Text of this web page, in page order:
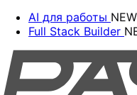
AI для работы NEW
Full Stack Builder